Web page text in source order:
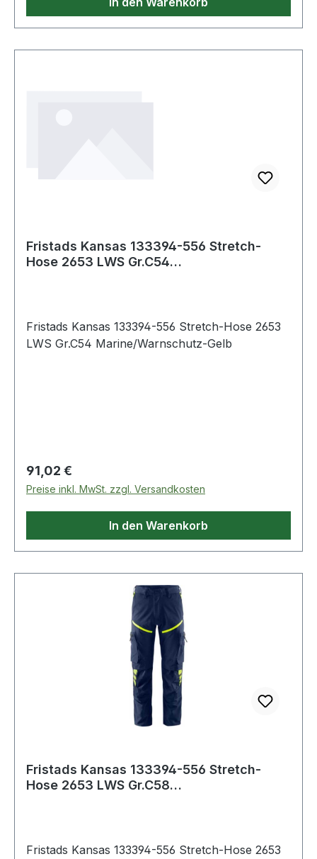
Fristads Kansas 133394-556 Stretch-
Hose 2653 LWS Gr.C54
Fristads Kansas 133394-556 Stretch-Hose 2653
LWS Gr.C54 Marine/Warnschutz-Gelb
Regulärer Preis:
91,02 €
Preise inkl. MwSt. zzgl. Versandkosten
In den Warenkorb
Fristads Kansas 133394-556 Stretch-
Hose 2653 LWS Gr.C58
Fristads Kansas 133394-556 Stretch-Hose 2653